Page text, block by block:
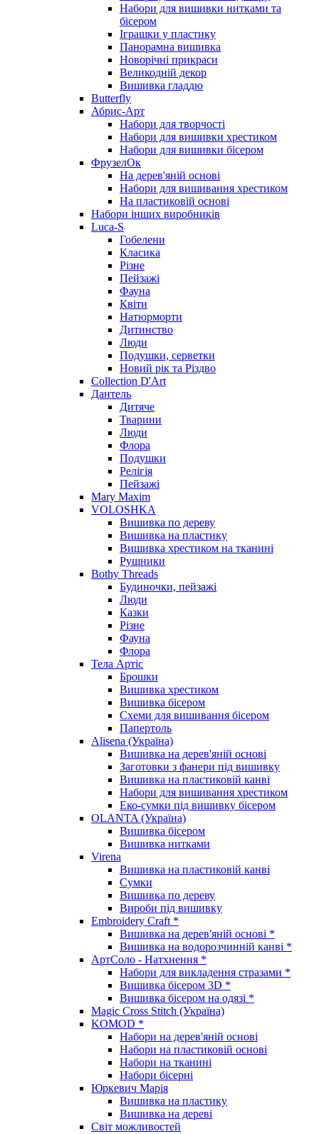
Набори для вишивки нитками та
бісером
Іграшки у пластику
Панорамна вишивка
Новорічні прикраси
Великодній декор
Вишивка гладдю
Butterfly
Абрис-Арт
Набори для творчості
Набори для вишивки хрестиком
Набори для вишивки бісером
ФрузелОк
На дерев'яній основі
Набори для вишивання хрестиком
На пластиковій основі
Набори інших виробників
Luca-S
Гобелени
Класика
Різне
Пейзажі
Фауна
Квіти
Натюрморти
Дитинство
Люди
Подушки, серветки
Новий рік та Різдво
Collection D'Art
Дантель
Дитяче
Тварини
Люди
Флора
Подушки
Релігія
Пейзажі
Mary Maxim
VOLOSHKA
Вишивка по дереву
Вишивка на пластику
Вишивка хрестиком на тканині
Рушники
Bothy Threads
Будиночки, пейзажі
Люди
Казки
Різне
Фауна
Флора
Тела Артіс
Брошки
Вишивка хрестиком
Вишивка бісером
Схеми для вишивання бісером
Папертоль
Alisena (Україна)
Вишивка на дерев'яній основі
Заготовки з фанери під вишивку
Вишивка на пластиковій канві
Набори для вишивання хрестиком
Еко-сумки під вишивку бісером
OLANTA (Україна)
Вишивка бісером
Вишивка нитками
Virena
Вишивка на пластиковій канві
Сумки
Вишивка по дереву
Вироби під вишивку
Embroidery Craft *
Вишивка на дерев'яній основі *
Вишивка на водорозчинній канві *
АртСоло - Натхнення *
Набори для викладення стразами *
Вишивка бісером 3D *
Вишивка бісером на одязі *
Magic Cross Stitch (Україна)
KOMOD *
Набори на дерев'яній основі
Набори на пластиковій основі
Набори на тканині
Набори бісерні
Юркевич Марія
Вишивка на пластику
Вишивка на дереві
Світ можливостей